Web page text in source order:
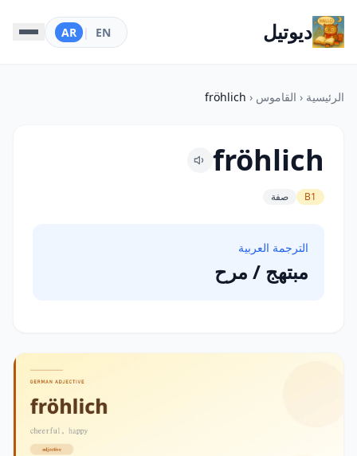
ديوتيل EN
|
AR
الرئيسية ‹ القاموس ‹
fröhlich
fröhlich
B1 صفة
الترجمة العربية
مبتهج / مرح